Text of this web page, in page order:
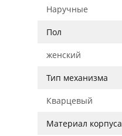
Наручные
Пол
женский
Тип механизма
Кварцевый
Материал корпуса